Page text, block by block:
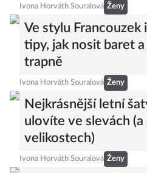
Ivona Horváth Souralová Ženy
Ve stylu Francouzek
tipy, jak nosit baret
trapně
Ivona Horváth Souralová Ženy
Nejkrásnější letní
ulovíte ve slevách
velikostech)
Ivona Horváth Souralová Ženy